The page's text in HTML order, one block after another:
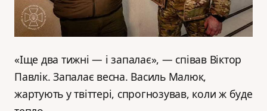
«Іще два тижні — і запалає», — співав Віктор
Павлік. Запалає весна. Василь Малюк,
жартують у твіттері, спрогнозував, коли ж буде